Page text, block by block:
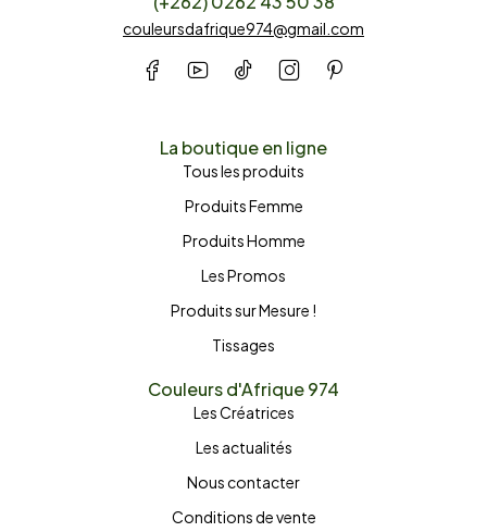
couleursdafrique974@gmail.com
La boutique en ligne
Tous les produits
Produits Femme
Produits Homme
Les Promos
Produits sur Mesure !
Tissages
Couleurs d'Afrique 974
Les Créatrices
Les actualités
Nous contacter
Conditions de vente